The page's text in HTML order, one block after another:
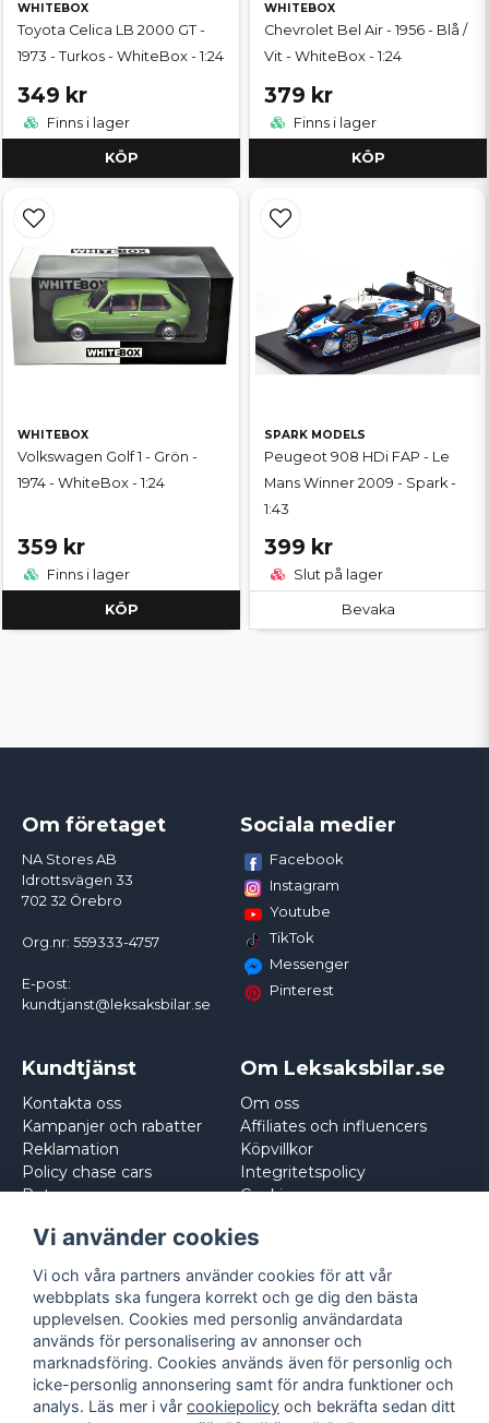
WHITEBOX
Toyota Celica LB 2000 GT -
1973 - Turkos - WhiteBox - 1:24
349 kr
Finns i lager
KÖP
WHITEBOX
Chevrolet Bel Air - 1956 - Blå /
Vit - WhiteBox - 1:24
379 kr
Finns i lager
KÖP
WHITEBOX
Volkswagen Golf 1 - Grön -
1974 - WhiteBox - 1:24
359 kr
Finns i lager
KÖP
SPARK MODELS
Peugeot 908 HDi FAP - Le
Mans Winner 2009 - Spark -
1:43
399 kr
Slut på lager
Bevaka
Om företaget
NA Stores AB
Idrottsvägen 33
702 32 Örebro
Org.nr: 559333-4757
E-post:
kundtjanst@leksaksbilar.se
Sociala medier
Facebook
Instagram
Youtube
TikTok
Messenger
Pinterest
Kundtjänst
Kontakta oss
Kampanjer och rabatter
Reklamation
Policy chase cars
Returnera
Om Leksaksbilar.se
Om oss
Affiliates och influencers
Köpvillkor
Integritetspolicy
Cookies
Vi använder cookies
Vi och våra partners använder cookies för att vår
webbplats ska fungera korrekt och ge dig den bästa
upplevelsen. Cookies med personlig användardata
används för personalisering av annonser och
marknadsföring. Cookies används även för personlig och
icke-personlig annonsering samt för andra funktioner och
analys. Läs mer i vår cookiepolicy och bekräfta sedan ditt